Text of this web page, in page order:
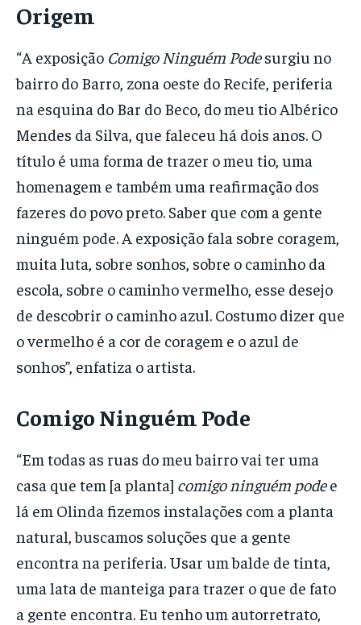
Origem
“A exposição Comigo Ninguém Podesurgiu no
bairro do Barro, zona oeste do Recife, periferia
na esquina do Bar do Beco, do meu tio Albérico
Mendes da Silva, que faleceu há dois anos. O
título é uma forma de trazer o meu tio, uma
homenagem e também uma reafirmação dos
fazeres do povo preto. Saber que com a gente
ninguém pode. A exposição fala sobre coragem,
muita luta, sobre sonhos, sobre o caminho da
escola, sobre o caminho vermelho, esse desejo
de descobrir o caminho azul. Costumo dizer que
o vermelho é a cor de coragem e o azul de
sonhos”, enfatiza o artista.
Comigo Ninguém Pode
“Em todas as ruas do meu bairro vai ter uma
casa que tem [a planta] comigo ninguém podee
lá em Olinda fizemos instalações com a planta
natural, buscamos soluções que a gente
encontra na periferia. Usar um balde de tinta,
uma lata de manteiga para trazer o que de fato
a gente encontra. Eu tenho um autorretrato,